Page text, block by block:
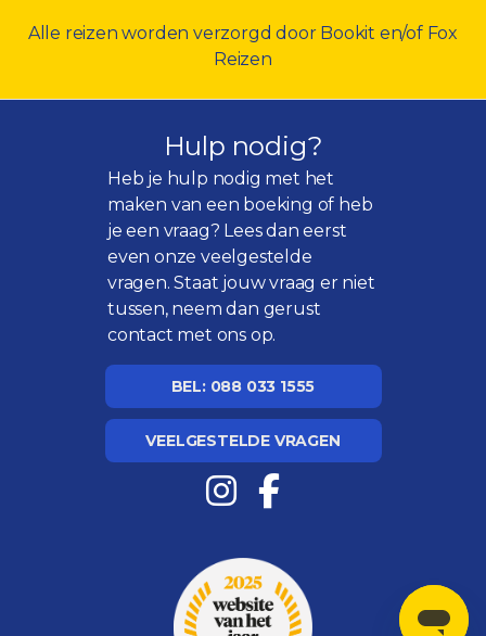
Alle reizen worden verzorgd door Bookit en/of Fox
Reizen
Hulp nodig?
Heb je hulp nodig met het
maken van een boeking of heb
je een vraag? Lees dan eerst
even onzeveelgestelde
vragen. Staat jouw vraag er niet
tussen, neem dan gerust
contact met ons op.
BEL: 088 033 1555
VEELGESTELDE VRAGEN